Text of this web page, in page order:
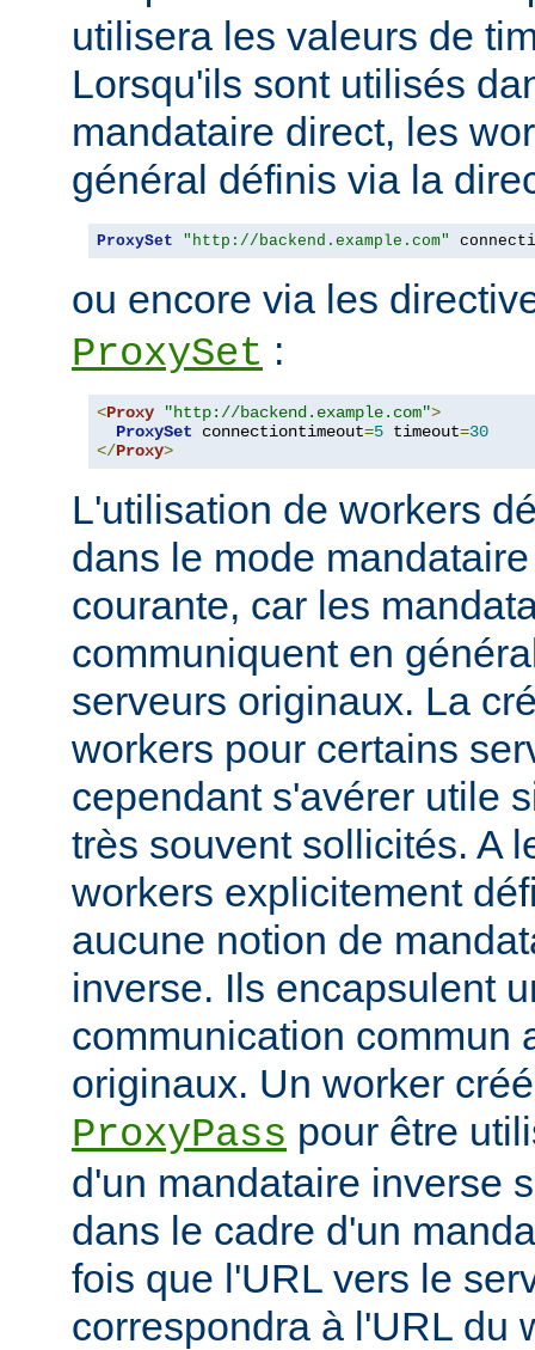
utilisera les valeurs de
Lorsqu'ils sont utilisés
mandataire direct, les
général définis via la
ProxySet "http://backend.example.com"
ou encore via les
ProxySet :
<Proxy "http://backend.example.com">
ProxySet connectiontimeout=5 timeout=30
</Proxy>
L'utilisation de workers
dans le mode
courante, car les
communiquent en
serveurs originaux. La
workers pour certains
cependant s'avérer utile
très souvent sollicités. A
workers explicitement
aucune notion de
inverse. Ils encapsulent
communication commun
originaux. Un worker
ProxyPass pour être
d'un mandataire inverse
dans le cadre d'un
fois que l'URL vers le
correspondra à l'URL du